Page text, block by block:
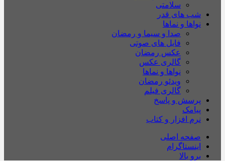
سلامتی
شب های قدر
نواها و نماها
صدا و سیما و رمضان
فایل های صوتی
عکس رمضان
گالری عکس
نواها و نماها
ویدئو رمضان
گالری فیلم
پرسش و پاسخ
پیامک
نرم افزار و کتاب
صفحه اصلی
اینستاگرام
برو بالا